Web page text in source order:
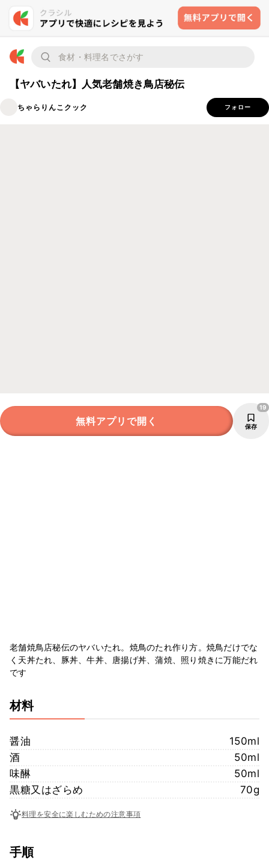
【ヤバいたれ】人気老舗焼き鳥店秘伝
ちゃらりんこクック フォロー
無料アプリで開く 保存
19
老舗焼鳥店秘伝のヤバいたれ。焼鳥のたれ作り方。焼鳥だけでな
く天丼たれ、豚丼、牛丼、唐揚げ丼、蒲焼、照り焼きに万能だれ
です
材料
醤油
150ml
酒
50ml
味醂
50ml
黒糖又はざらめ
70g
料理を安全に楽しむための注意事項
手順